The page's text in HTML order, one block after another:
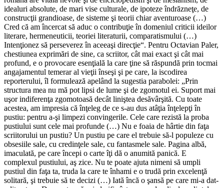
idealuri absolute, de mari vise culturale, de ipoteze îndrăzneţe, de
construcţii grandioase, de sisteme şi teorii chiar aventuroase (…)
Cred că am încercat să aduc o contribuţie în domeniul criticii ideilor
literare, hermeneuticii, teoriei literaturii, comparatismului (…)
Intenţionez să perseverez în aceeaşi direcţie“. Pentru Octavian Paler,
chestiunea exprimări de sine, ca scriitor, cât mai exact şi cât mai
profund, e o provocare esenţială la care ţine să răspundă prin tocmai
angajamentul temerar al vieţii înseşi şi pe care, la iscodirea
reporterului, îl formulează apelând la sugestia parabolei: „Prin
structura mea nu mă pot lipsi de lume şi de zgomotul ei. Suport mai
uşor indiferenţa zgomotoasă decât liniştea desăvârşită. Cu toate
acestea, am impresia că înţeleg de ce s-au dus atâţia înţelepţi în
pustiu: pentru a-şi limpezi convingerile. Cele care rezistă la proba
pustiului sunt cele mai profunde (…) Nu e foaia de hârtie din faţa
scriitorului un pustiu? Un pustiu pe care el trebuie să-l populeze cu
obsesiile sale, cu credinţele sale, cu fantasmele sale. Pagina albă,
imaculată, pe care începi o carte îţi dă o anumită panică. E
complexul pustiului, aş zice. Nu te poate ajuta nimeni să umpli
pustiul din faţa ta, truda la care te înhami e o trudă prin excelenţă
solitară, şi trebuie să te decizi (…) Iată încă o şansă pe care mi-a dat-